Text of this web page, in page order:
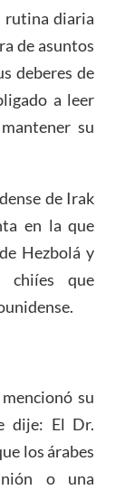
rutina diaria
de asuntos
deberes de
a leer
su
de Irak
en la que
Hezbolá y
chiíes que
su
dije: El Dr.
los árabes
o una